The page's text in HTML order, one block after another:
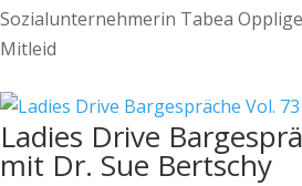
Sozialunternehmerin Tabea
Mitleid
Ladies Drive
mit Dr. Sue Bertschy